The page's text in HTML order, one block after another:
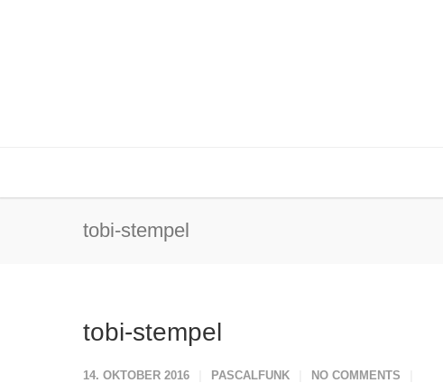
tobi-stempel
tobi-stempel
14. OKTOBER 2016 PASCALFUNK NO COMMENTS